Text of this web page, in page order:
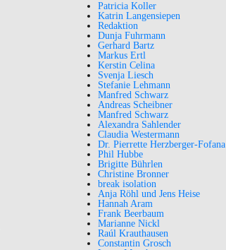
Patricia Koller
Katrin Langensiepen
Redaktion
Dunja Fuhrmann
Gerhard Bartz
Markus Ertl
Kerstin Celina
Svenja Liesch
Stefanie Lehmann
Manfred Schwarz
Andreas Scheibner
Manfred Schwarz
Alexandra Sahlender
Claudia Westermann
Dr. Pierrette Herzberger-Fofana
Phil Hubbe
Brigitte Bührlen
Christine Bronner
break isolation
Anja Röhl und Jens Heise
Hannah Aram
Frank Beerbaum
Marianne Nickl
Raúl Krauthausen
Constantin Grosch